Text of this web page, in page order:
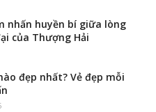
nhấn huyền bí giữa lòng
của Thượng Hải
đẹp nhất? Vẻ đẹp mỗi